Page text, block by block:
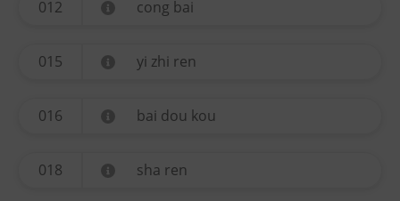
012 cong bai
015 yi zhi ren
016 bai dou kou
018 sha ren